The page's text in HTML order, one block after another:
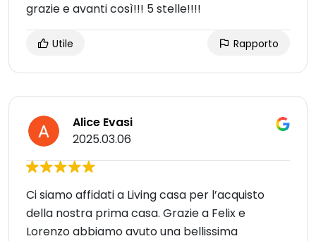
grazie e avanti così!!! 5 stelle!!!!
Utile Rapporto
Alice Evasi
2025.03.06
Ci siamo affidati a Living casa per l’acquisto
della nostra prima casa. Grazie a Felix e
Lorenzo abbiamo avuto una bellissima